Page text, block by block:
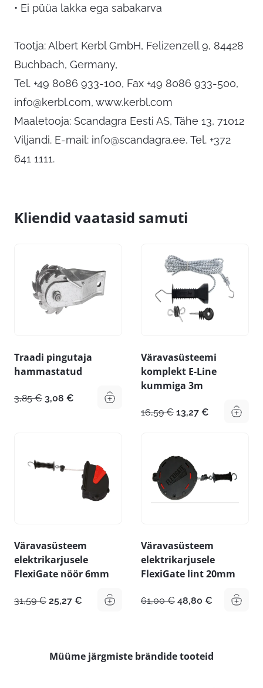
• Ei püüa lakka ega sabakarva
Tootja: Albert Kerbl GmbH, Felizenzell 9, 84428
Buchbach, Germany,
Tel. +49 8086 933-100, Fax +49 8086 933-500,
info@kerbl.com, www.kerbl.com
Maaletooja: Scandagra Eesti AS, Tähe 13, 71012
Viljandi. E-mail: info@scandagra.ee, Tel. +372
641 1111.
Kliendid vaatasid samuti
Traadi pingutaja
hammastatud
3,85€ Algne
3,08 € Praegune
Väravasüsteemi
komplekt E-Line
kummiga 3m
16,59€ Algne
13,27 € Praegune
Väravasüsteem
elektrikarjusele
FlexiGate nöör 6mm
31,59€ Algne
25,27 € Praegune
Väravasüsteem
elektrikarjusele
FlexiGate lint 20mm
61,00€ Algne
48,80 € Praegune
Müüme järgmiste brändide tooteid